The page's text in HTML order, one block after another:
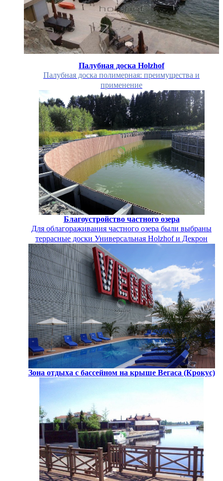
Палубная доска Holzhof
Палубная доска полимерная: преимущества и
применение
Благоустройство частного озера
Для облагораживания частного озера были выбраны
террасные доски Универсальная Holzhof и Декрон
Зона отдыха с бассейном на крыше Вегаса (Крокус)